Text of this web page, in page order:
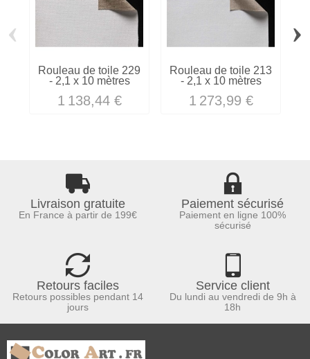
Rouleau de toile 229
- 2,1 x 10 mètres
1 138,44 €
Rouleau de toile 213
- 2,1 x 10 mètres
1 273,99 €
‹ ›
Livraison gratuite
En France à partir de 199€
Paiement sécurisé
Paiement en ligne 100%
sécurisé
Retours faciles
Retours possibles pendant 14
jours
Service client
Du lundi au vendredi de 9h à
18h